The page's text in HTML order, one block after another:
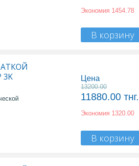
Экономия 1454.78
В корзину
3K
Цена
13200.00
11880.00 тнг.
Экономия 1320.00
В корзину